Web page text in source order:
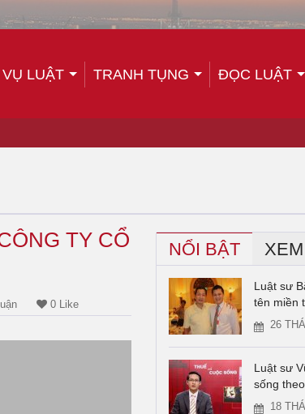
LUẬT TRANH TỤNG ĐỌC LUẬT
TY CỔ
0 Like
NỔI BẬT
Luật sư
tên miền
26
Luật sư
sống
18